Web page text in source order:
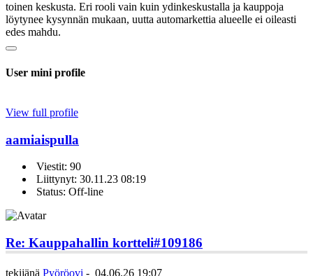
toinen keskusta. Eri rooli vain kuin ydinkeskustalla ja kauppoja
löytynee kysynnän mukaan, uutta automarkettia alueelle ei oileasti
edes mahdu.
User mini profile
View full profile
aamiaispulla
Viestit: 90
Liittynyt: 30.11.23 08:19
Status: Off-line
Re: Kauppahallin kortteli#109186
tekijänä Pyöröovi - 04.06.26 19:07